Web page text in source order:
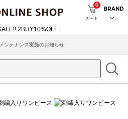
カート
0
BRAND
ンテナンス実施のお知らせ
送遅延・停止について